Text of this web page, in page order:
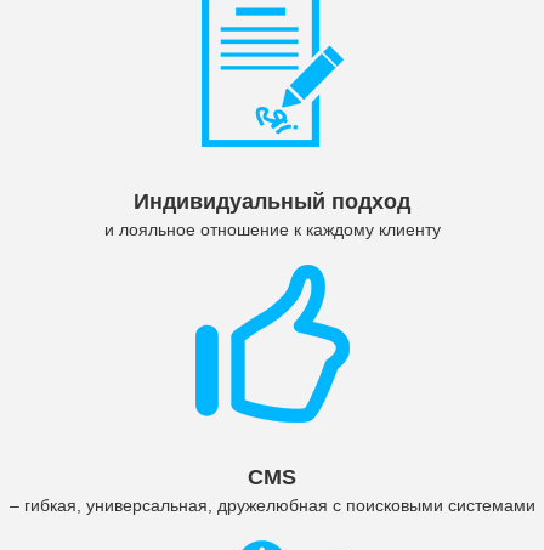
Индивидуальный подход
и лояльное отношение к каждому клиенту
CMS
– гибкая, универсальная, дружелюбная с поисковыми системами